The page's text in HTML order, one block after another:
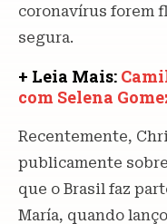
coronavírus forem
segura.
+ Leia Mais:
com Selena
Recentemente,
publicamente
que o Brasil faz
María, quando